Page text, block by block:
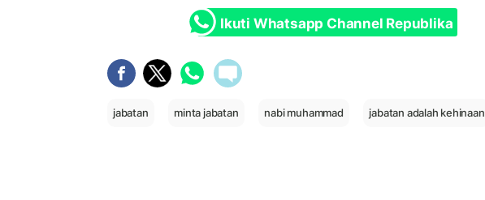
Ikuti Whatsapp Channel Republika
jabatan minta jabatan nabi muhammad jabatan adalah kehinaan